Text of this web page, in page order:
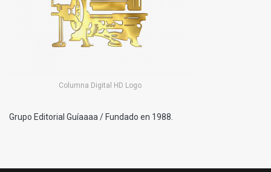
Columna Digital HD Logo
Grupo Editorial Guíaaaa / Fundado en 1988.